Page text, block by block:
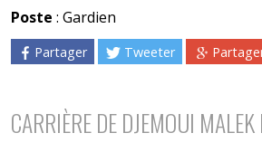
Poste : Gardien
Partager Tweeter
CARRIÈRE DE DJEMOUI MALEK